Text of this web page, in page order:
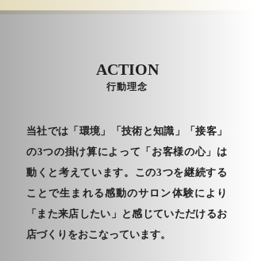
ACTION
行動理念
当社では「環境」「技術と知識」「接客」
の3つの掛け算によって「お客様の心」は
動くと考えています。この3つを継続する
ことで生まれる感動のサロン体験により
「また来店したい」と感じていただけるお
店づくりをおこなっています。